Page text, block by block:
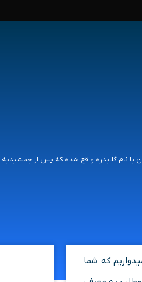
با نام گلابدره واقع شده که پس از
که شما